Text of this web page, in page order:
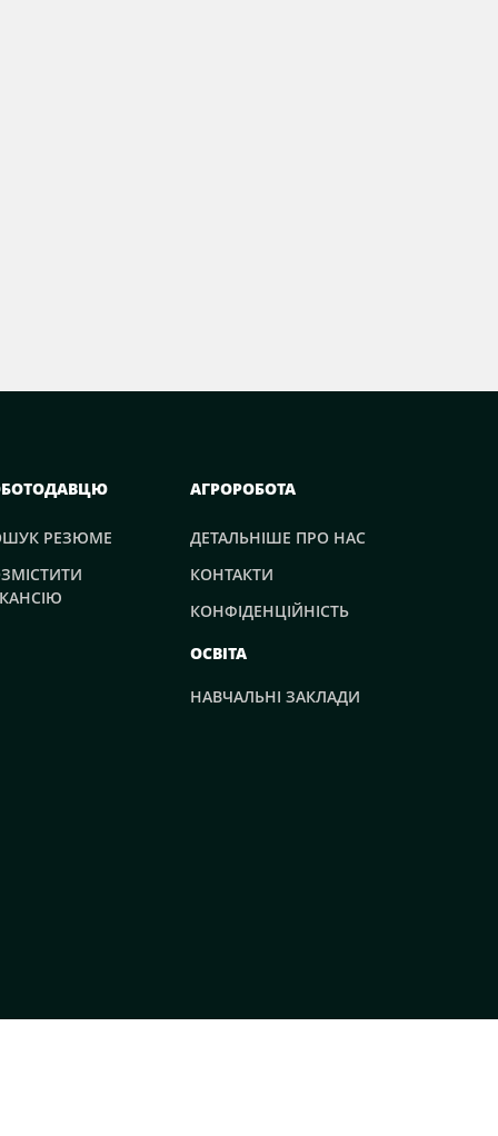
РЕЗЮМЕ
АГРОРОБОТА
ДЕТАЛЬНІШЕ ПРО НАС
КОНТАКТИ
КОНФІДЕНЦІЙНІСТЬ
ОСВІТА
НАВЧАЛЬНІ ЗАКЛАДИ